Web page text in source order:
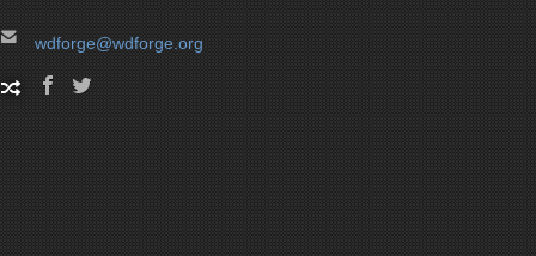
wdforge@wdforge.org